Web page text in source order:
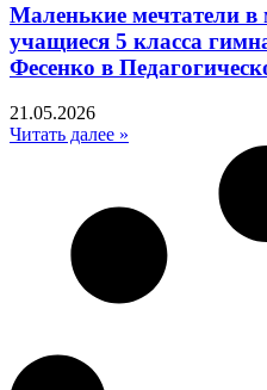
Маленькие мечтатели в
учащиеся 5 класса
Фесенко в
21.05.2026
Читать далее »